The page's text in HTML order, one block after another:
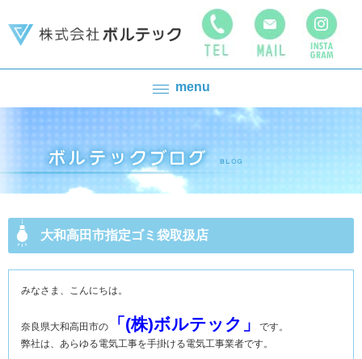
menu
大和高田市指定ゴミ袋取扱店
みなさま、こんにちは。
奈良県大和高田市の 「(株)ボルテック」
です。
弊社は、あらゆる電気工事を手掛ける電気工事業者です。